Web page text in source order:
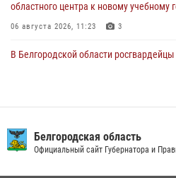
областного центра к новому учебному
06 августа 2026, 11:23 3
В Белгородской области
беседу по профилактике аварийности
09 июля 2026, 10:07
Белгородская область
Официальный сайт Губернатора и